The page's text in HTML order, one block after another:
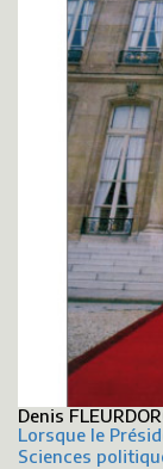
Denis
Lorsque le
Sciences